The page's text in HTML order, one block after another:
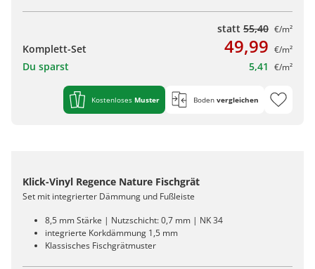
statt 55,40 €/m²
Komplett-Set 49,99 €/m²
Du sparst 5,41 €/m²
Kostenloses Muster Boden vergleichen
Klick-Vinyl Regence Nature Fischgrät
Set mit integrierter Dämmung und Fußleiste
8,5 mm Stärke | Nutzschicht: 0,7 mm | NK 34
integrierte Korkdämmung 1,5 mm
Klassisches Fischgrätmuster